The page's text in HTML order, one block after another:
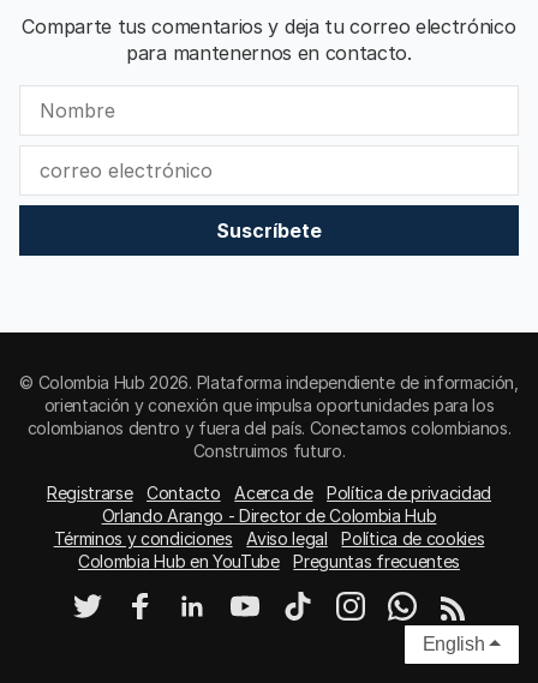
English
Comparte tus comentarios y deja tu correo electrónico
para mantenernos en contacto.
Suscríbete
© Colombia Hub 2026. Plataforma independiente de información,
orientación y conexión que impulsa oportunidades para los
colombianos dentro y fuera del país. Conectamos colombianos.
Construimos futuro.
Registrarse Contacto Acerca de
Política de privacidad
Orlando Arango - Director de Colombia Hub
Términos y condiciones
Aviso legal
Política de cookies
Colombia Hub en YouTube
Preguntas frecuentes